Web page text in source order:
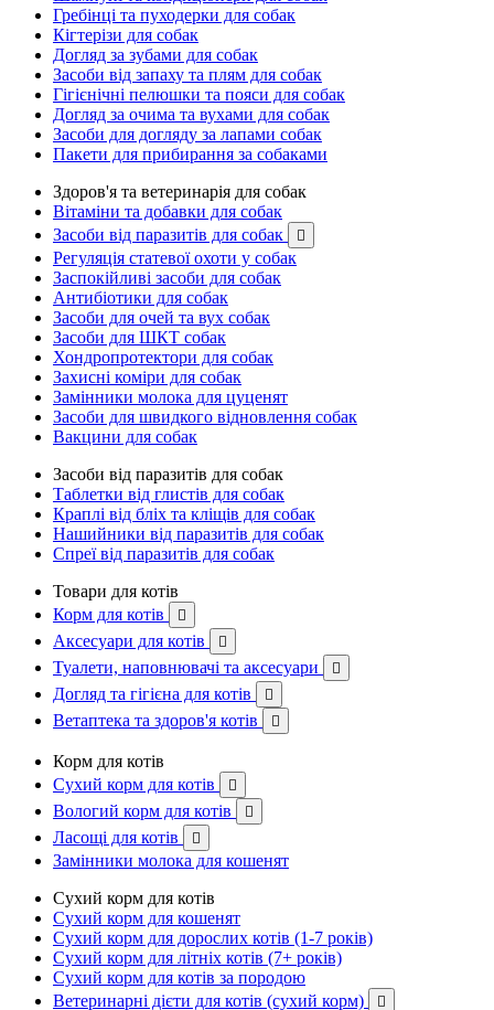
Гребінці та пуходерки для собак
Кігтерізи для собак
Догляд за зубами для собак
Засоби від запаху та плям для собак
Гігієнічні пелюшки та пояси для собак
Догляд за очима та вухами для собак
Засоби для догляду за лапами собак
Пакети для прибирання за собаками
Здоров'я та ветеринарія для собак
Вітаміни та добавки для собак
Засоби від паразитів для собак

Регуляція статевої охоти у собак
Заспокійливі засоби для собак
Антибіотики для собак
Засоби для очей та вух собак
Засоби для ШКТ собак
Хондропротектори для собак
Захисні коміри для собак
Замінники молока для цуценят
Засоби для швидкого відновлення собак
Вакцини для собак
Засоби від паразитів для собак
Таблетки від глистів для собак
Краплі від бліх та кліщів для собак
Нашийники від паразитів для собак
Спреї від паразитів для собак
Товари для котів
Корм для котів

Аксесуари для котів 
Туалети, наповнювачі та аксесуари 
Догляд та гігієна для котів 
Ветаптека та здоров'я котів 
Корм для котів
Сухий корм для котів

Вологий корм для котів 
Ласощі для котів 
Замінники молока для кошенят
Сухий корм для котів
Сухий корм для кошенят
Сухий корм для дорослих котів (1-7 років)
Сухий корм для літніх котів (7+ років)
Сухий корм для котів за породою
Ветеринарні дієти для котів (сухий корм)
